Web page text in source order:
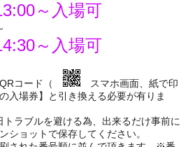
～入場可
～入場可
QRコード（
スマホ画面、紙で印
入場券】と引き換える必要が有りま
トラブルを避ける為、出来るだけ事前に
ショットで保存してください。